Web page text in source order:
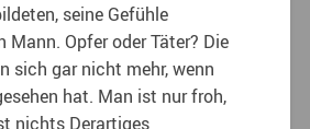
seine Gefühle
Mann. Opfer oder Täter? Die
sich gar nicht mehr, wenn
hat. Man ist nur froh,
nichts Derartiges